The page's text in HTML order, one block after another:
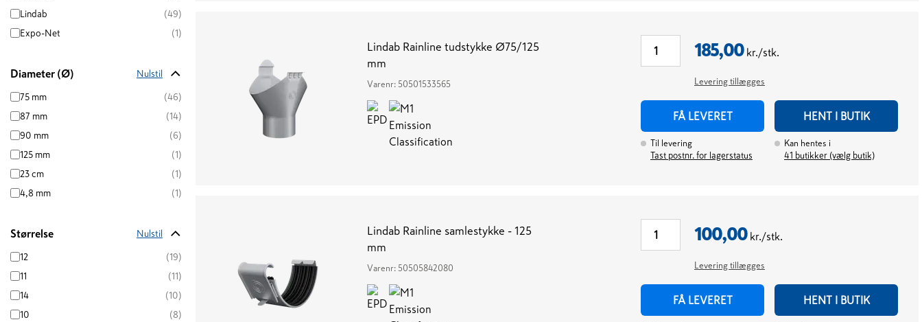
Lindab
(49)
Expo-Net
(1)
Diameter (Ø) Nulstil
75 mm
(46)
87 mm
(14)
90 mm
(6)
125 mm
(1)
23 cm
(1)
4,8 mm
(1)
Størrelse Nulstil
12
(19)
11
(11)
14
(10)
10
(8)
Lindab Rainline tudstykke Ø75/125
mm
Varenr: 50501533565
185,00 kr./stk.
Levering tillægges
FÅ LEVERET HENT I BUTIK
Til levering
Tast postnr. for lagerstatus
Kan hentes i
41 butikker (vælg butik)
Lindab Rainline samlestykke - 125
mm
Varenr: 50505842080
100,00 kr./stk.
Levering tillægges
FÅ LEVERET HENT I BUTIK